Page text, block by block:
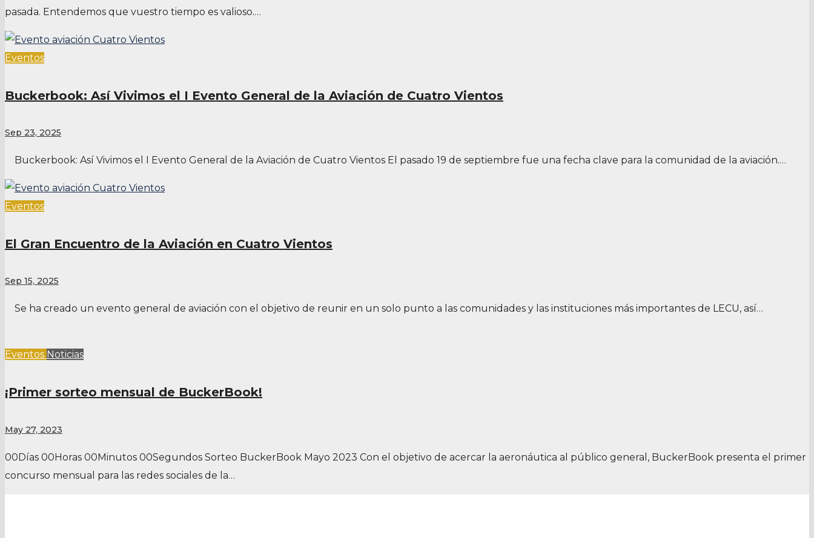
pasada. Entendemos que vuestro tiempo es valioso.…
Eventos
Buckerbook: Así Vivimos el I Evento General de la Aviación de Cuatro Vientos
Sep 23, 2025
Buckerbook: Así Vivimos el I Evento General de la Aviación de Cuatro Vientos El pasado 19 de septiembre fue una fecha clave para la comunidad de la aviación.…
Eventos
El Gran Encuentro de la Aviación en Cuatro Vientos
Sep 15, 2025
Se ha creado un evento general de aviación con el objetivo de reunir en un solo punto a las comunidades y las instituciones más importantes de LECU, así…
Eventos Noticias
¡Primer sorteo mensual de BuckerBook!
May 27, 2023
00Días 00Horas 00Minutos 00Segundos Sorteo BuckerBook Mayo 2023 Con el objetivo de acercar la aeronáutica al público general, BuckerBook presenta el primer
concurso mensual para las redes sociales de la…